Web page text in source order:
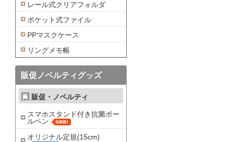
レール式クリアフォルダ
ポケット式ファイル
PPマスクケース
リングメモ帳
販促ノベルティグッズ
販促・ノベルティ
スマホスタンド付き抗菌ボー
ルペン
オリジナル定規(15cm)